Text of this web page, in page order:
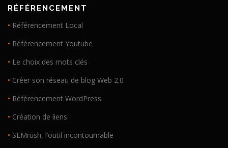
RÉFÉRENCEMENT
• Référencement Local
• Référencement Youtube
• Le choix des mots clés
• Créer son réseau de blog Web 2.0
• Référencement WordPress
• Création de liens
• SEMrush, l’outil incontournable